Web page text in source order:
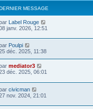
MESSAGE
Label Rouge
janv. 2026, 12:51
Poulpi
déc. 2025, 11:38
mediator3
déc. 2025, 06:01
civicman
nov. 2024, 21:01